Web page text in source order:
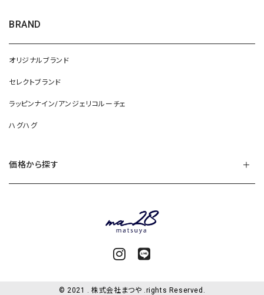
BRAND
オリジナルブランド
セレクトブランド
ラッピンナイン/アンジェリコルーチェ
ハグハグ
価格から探す
© 2021 . 株式会社まつや .rights Reserved.